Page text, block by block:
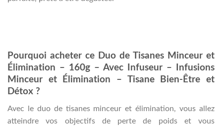
Pourquoi acheter ce Duo de Tisanes Minceur et
Élimination – 160g – Avec Infuseur – Infusions
Minceur et Élimination – Tisane Bien-Être et
Détox ?
Avec le duo de tisanes minceur et élimination, vous allez
atteindre vos objectifs de perte de poids et vous